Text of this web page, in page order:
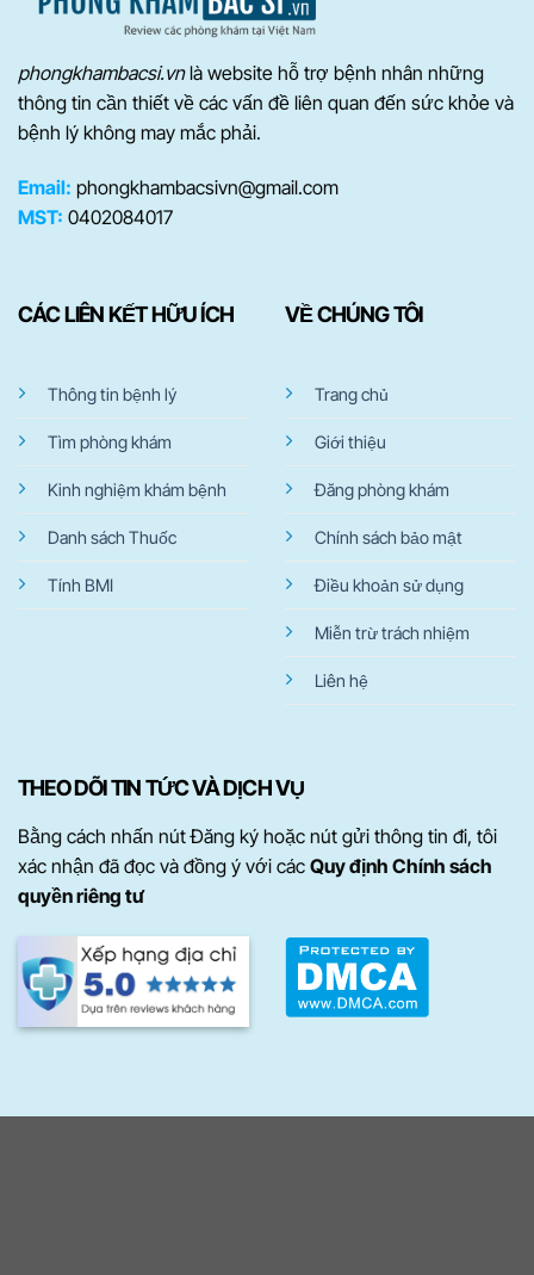
phongkhambacsi.vnlà website hỗ trợ bệnh nhân những
thông tin cần thiết về các vấn đề liên quan đến sức khỏe và
bệnh lý không may mắc phải.
Email: phongkhambacsivn@gmail.com
MST: 0402084017
CÁC LIÊN KẾT HỮU ÍCH
Thông tin bệnh lý
Tìm phòng khám
Kinh nghiệm khám bệnh
Danh sách Thuốc
Tính BMI
VỀ CHÚNG TÔI
Trang chủ
Giới thiệu
Đăng phòng khám
Chính sách bảo mật
Điều khoản sử dụng
Miễn trừ trách nhiệm
Liên hệ
THEO DÕI TIN TỨC VÀ DỊCH VỤ
Bằng cách nhấn nút Đăng ký hoặc nút gửi thông tin đi, tôi
xác nhận đã đọc và đồng ý với các Quy định Chính sách
quyền riêng tư